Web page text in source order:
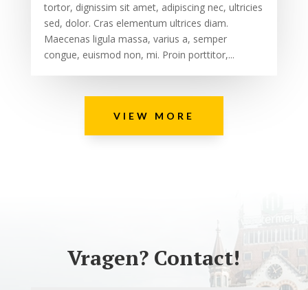
tortor, dignissim sit amet, adipiscing nec, ultricies
sed, dolor. Cras elementum ultrices diam.
Maecenas ligula massa, varius a, semper
congue, euismod non, mi. Proin porttitor,...
VIEW MORE
Vragen? Contact!